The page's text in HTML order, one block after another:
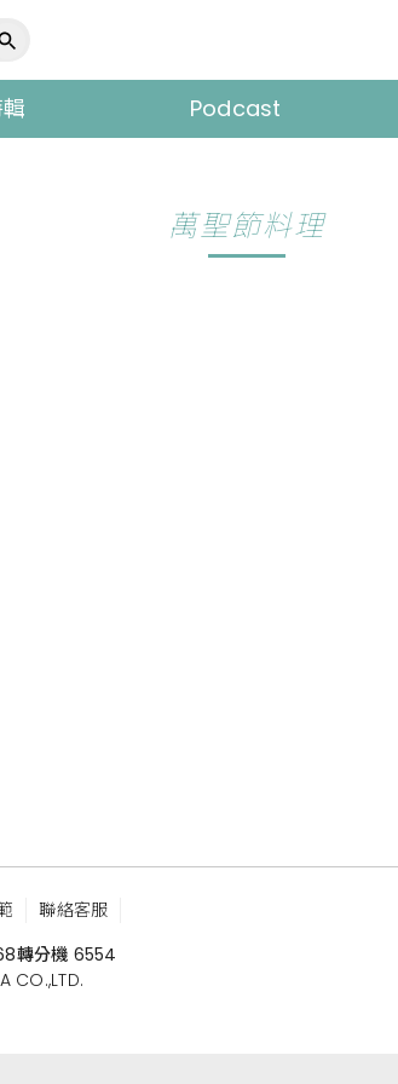
Podcast
萬聖節料理
聯絡客服
轉分機 6554
CO.,LTD.